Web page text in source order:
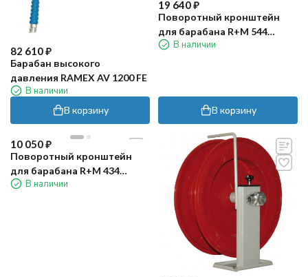
82 610₽
Барабан высокого
давления RAMEX AV 1200 FE
В наличии
В корзину
19 640₽
Поворотный кронштейн
для барабана R+M 544
(нерж)В наличии
В корзину
10 050₽
Поворотный кронштейн
для барабана R+M 434
(нерж)В наличии